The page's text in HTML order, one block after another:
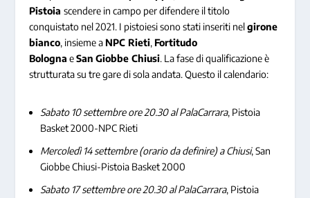
Pistoiascendere in campo per difendere il titolo
conquistato nel 2021. I pistoiesi sono stati inseriti nelgirone
bianco, insieme a NPC Rieti, Fortitudo
Bologna eSan Giobbe Chiusi. La fase di qualificazione è
strutturata su tre gare di sola andata. Questo il calendario:
Sabato 10 settembre ore 20.30 al PalaCarrara, Pistoia
Basket 2000-NPC Rieti
Mercoledì 14 settembre (orario da definire) a Chiusi, San
Giobbe Chiusi-Pistoia Basket 2000
Sabato 17 settembre ore 20.30 al PalaCarrara, Pistoia